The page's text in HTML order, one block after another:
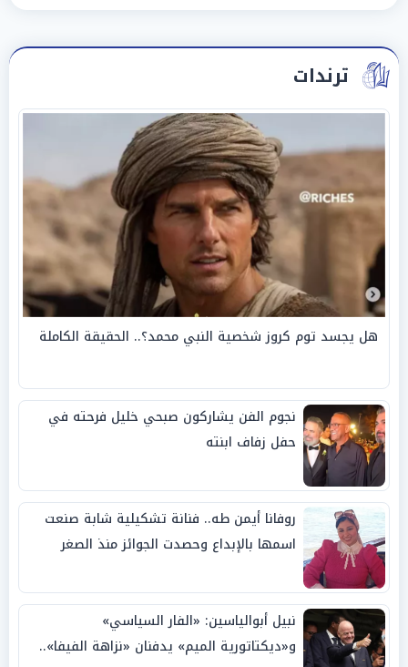
ترندات
هل يجسد توم كروز شخصية النبي محمد؟.. الحقيقة الكاملة
نجوم الفن يشاركون صبحي خليل فرحته في
حفل زفاف ابنته
روفانا أيمن طه.. فنانة تشكيلية شابة صنعت
اسمها بالإبداع وحصدت الجوائز منذ الصغر
نبيل أبوالياسين: «الفار السياسي»
و«ديكتاتورية الميم» يدفنان «نزاهة الفيفا»..